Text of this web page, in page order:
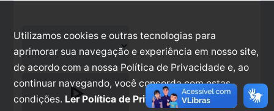
play_arrow
Utilizamos cookies e outras tecnologias para
aprimorar sua navegação e experiência em nosso site,
de acordo com a nossa Política de Privacidade e, ao
continuar navegando, você concorda com estas
condições. Ler Política de Privacidade.